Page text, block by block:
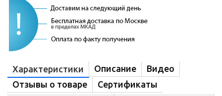
Характеристики Описание
Видео
Отзывы о товаре
Сертификаты